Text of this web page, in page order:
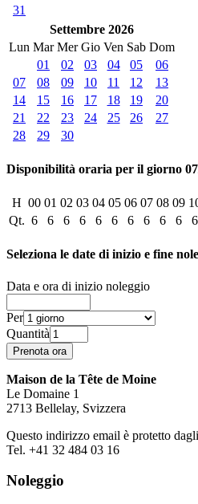
31
Settembre 2026
Lun Mar Mer Gio Ven Sab Dom
01
02 03 04 05
06
07
08 09 10 11 12
13
14
15 16 17 18 19
20
21
22 23 24 25 26
27
28
29 30
Disponibilità oraria per il giorno
H 00 01 02 03 04 05 06 07 08 09
Qt. 6 6 6 6 6 6 6 6 6 6 6
Seleziona le date di inizio e fine
Data e ora di inizio noleggio
Per
Quantità
Maison de la Tête de Moine
Le Domaine 1
2713 Bellelay, Svizzera
Questo indirizzo email è protetto
Tel. +41 32 484 03 16
Noleggio